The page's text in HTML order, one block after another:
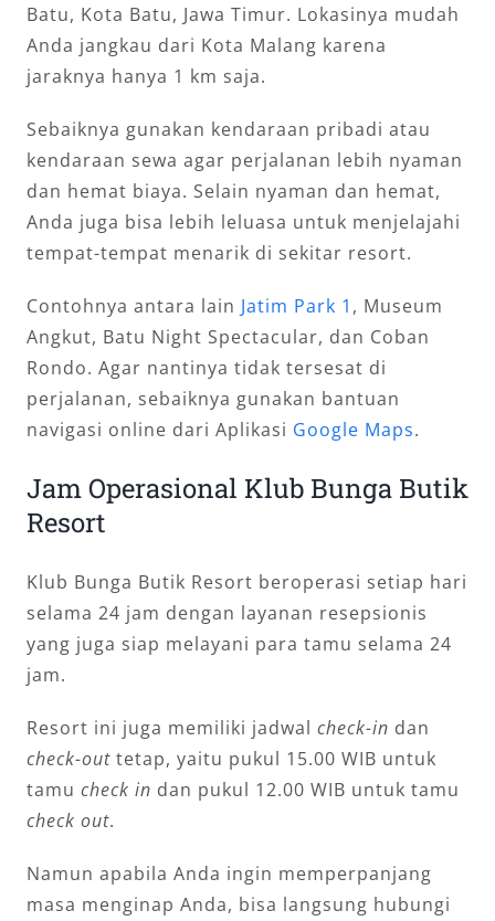
Batu, Kota Batu, Jawa Timur. Lokasinya mudah
Anda jangkau dari Kota Malang karena
jaraknya hanya 1 km saja.
Sebaiknya gunakan kendaraan pribadi atau
kendaraan sewa agar perjalanan lebih nyaman
dan hemat biaya. Selain nyaman dan hemat,
Anda juga bisa lebih leluasa untuk menjelajahi
tempat-tempat menarik di sekitar resort.
Contohnya antara lain Jatim Park 1 , Museum
Angkut, Batu Night Spectacular, dan Coban
Rondo. Agar nantinya tidak tersesat di
perjalanan, sebaiknya gunakan bantuan
navigasi online dari Aplikasi Google Maps.
Jam Operasional Klub Bunga Butik
Resort
Klub Bunga Butik Resort beroperasi setiap hari
selama 24 jam dengan layanan resepsionis
yang juga siap melayani para tamu selama 24
jam.
Resort ini juga memiliki jadwal check-in dan
check-outtetap, yaitu pukul 15.00 WIB untuk
tamu check in dan pukul 12.00 WIB untuk tamu
check out.
Namun apabila Anda ingin memperpanjang
masa menginap Anda, bisa langsung hubungi